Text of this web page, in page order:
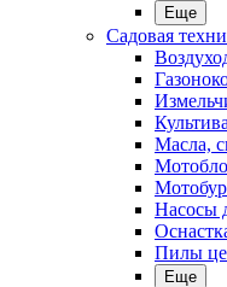
Еще
Садовая
Масла,
Насосы
Пилы
Еще